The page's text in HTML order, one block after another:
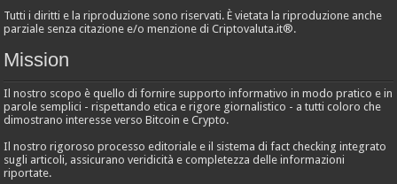
Tutti i diritti e la riproduzione sono riservati. È vietata la riproduzione anche
parziale senza citazione e/o menzione di Criptovaluta.it®.
Mission
Il nostro scopo è quello di fornire supporto informativo in modo pratico e in
parole semplici - rispettando etica e rigore giornalistico - a tutti coloro che
dimostrano interesse verso Bitcoin e Crypto.
Il nostro rigoroso processo editoriale e il sistema di fact checking integrato
sugli articoli, assicurano veridicità e completezza delle informazioni
riportate.